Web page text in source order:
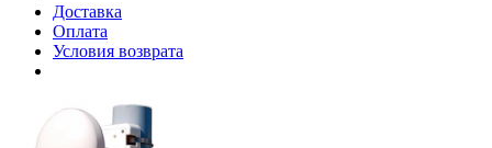
Доставка
Оплата
Условия возврата